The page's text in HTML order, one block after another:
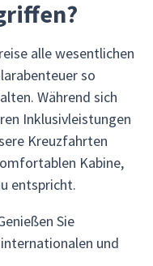
alle wesentlichen
so
Während sich
Inklusivleistungen
Kreuzfahrten
Kabine,
entspricht.
Sie
und